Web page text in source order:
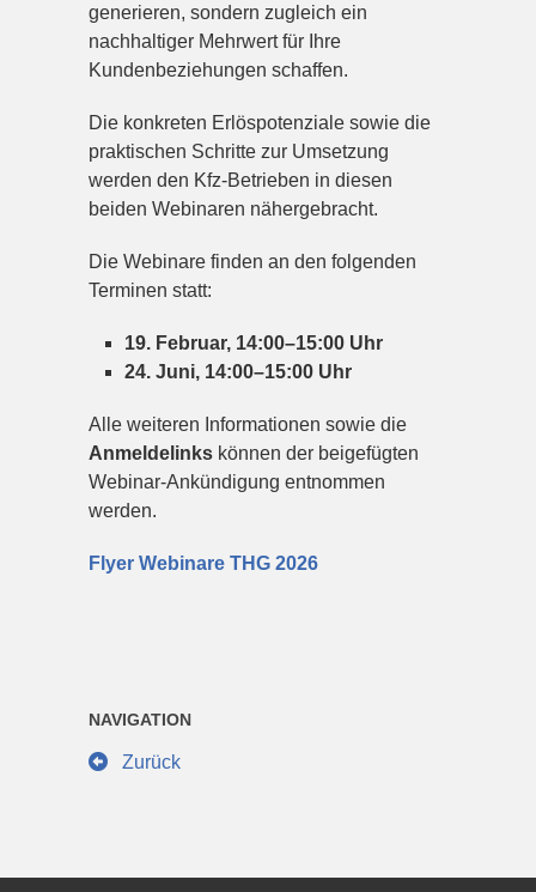
generieren, sondern zugleich ein
nachhaltiger Mehrwert für Ihre
Kundenbeziehungen schaffen.
Die konkreten Erlöspotenziale sowie die
praktischen Schritte zur Umsetzung
werden den Kfz-Betrieben in diesen
beiden Webinaren nähergebracht.
Die Webinare finden an den folgenden
Terminen statt:
19. Februar, 14:00–15:00 Uhr
24. Juni, 14:00–15:00 Uhr
Alle weiteren Informationen sowie die
Anmeldelinks können der beigefügten
Webinar-Ankündigung entnommen
werden.
Flyer Webinare THG 2026
NAVIGATION
Zurück